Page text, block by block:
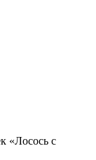
«Лосось с